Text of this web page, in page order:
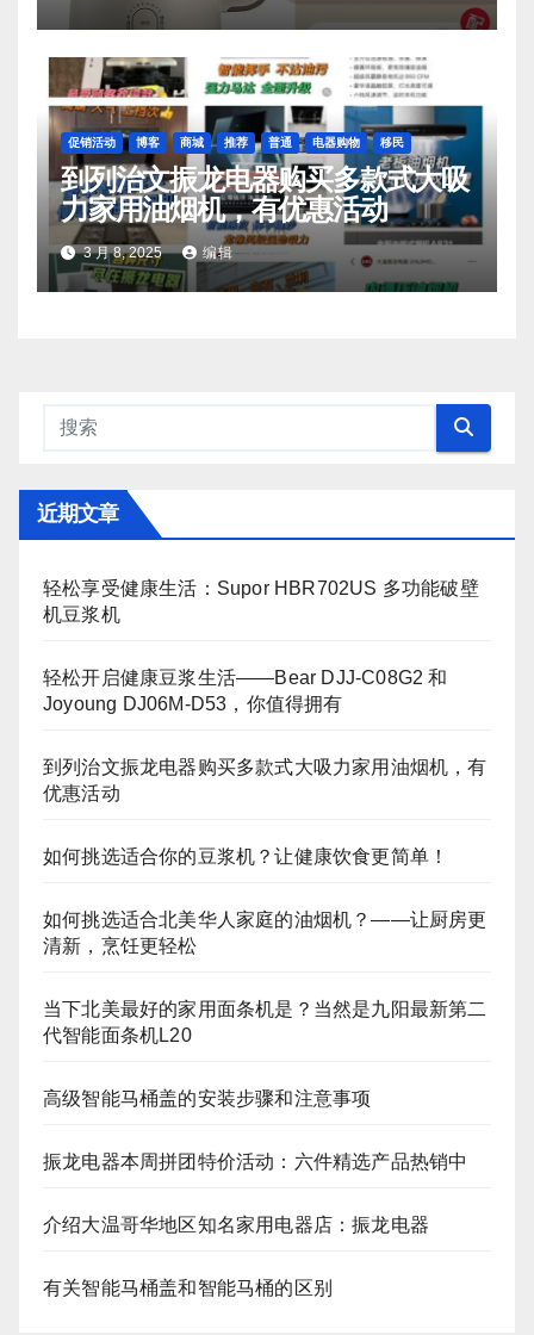
促销活动 博客 商城 推荐 普通 电器购物 移民
到列治文振龙电器购买多款式大吸
力家用油烟机，有优惠活动
3 月 8, 2025 编辑
近期文章
轻松享受健康生活：Supor HBR702US 多功能破壁
机豆浆机
轻松开启健康豆浆生活——Bear DJJ‑C08G2 和
Joyoung DJ06M‑D53，你值得拥有
到列治文振龙电器购买多款式大吸力家用油烟机，有
优惠活动
如何挑选适合你的豆浆机？让健康饮食更简单！
如何挑选适合北美华人家庭的油烟机？——让厨房更
清新，烹饪更轻松
当下北美最好的家用面条机是？当然是九阳最新第二
代智能面条机L20
高级智能马桶盖的安装步骤和注意事项
振龙电器本周拼团特价活动：六件精选产品热销中
介绍大温哥华地区知名家用电器店：振龙电器
有关智能马桶盖和智能马桶的区别